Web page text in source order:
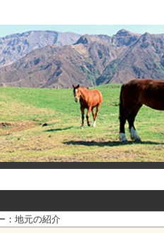
： 地元の紹介